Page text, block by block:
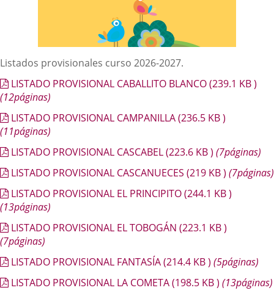
Descripción
Listados provisionales curso 2026-2027.
LISTADO PROVISIONAL CABALLITO BLANCO(239.1 KB)
(12páginas)
LISTADO PROVISIONAL CAMPANILLA(236.5 KB)
(11páginas)
LISTADO PROVISIONAL CASCABEL(223.6 KB) (7páginas)
LISTADO PROVISIONAL CASCANUECES (219 KB) (7páginas)
LISTADO PROVISIONAL EL PRINCIPITO(244.1 KB)
(13páginas)
LISTADO PROVISIONAL EL TOBOGÁN (223.1 KB)
(7páginas)
LISTADO PROVISIONAL FANTASÍA(214.4 KB) (5páginas)
LISTADO PROVISIONAL LA COMETA(198.5 KB) (13páginas)